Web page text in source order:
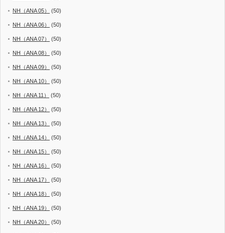
NH（ANA 05） (50)
NH（ANA 06） (50)
NH（ANA 07） (50)
NH（ANA 08） (50)
NH（ANA 09） (50)
NH（ANA 10） (50)
NH（ANA 11） (50)
NH（ANA 12） (50)
NH（ANA 13） (50)
NH（ANA 14） (50)
NH（ANA 15） (50)
NH（ANA 16） (50)
NH（ANA 17） (50)
NH（ANA 18） (50)
NH（ANA 19） (50)
NH（ANA 20） (50)